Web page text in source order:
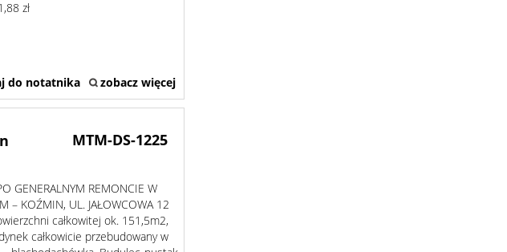
zł
do notatnika zobacz więcej
MTM-DS-1225
GENERALNYM REMONCIE W
– KOŹMIN, UL. JAŁOWCOWA 12
całkowitej ok. 151,5m2,
całkowicie przebudowany w